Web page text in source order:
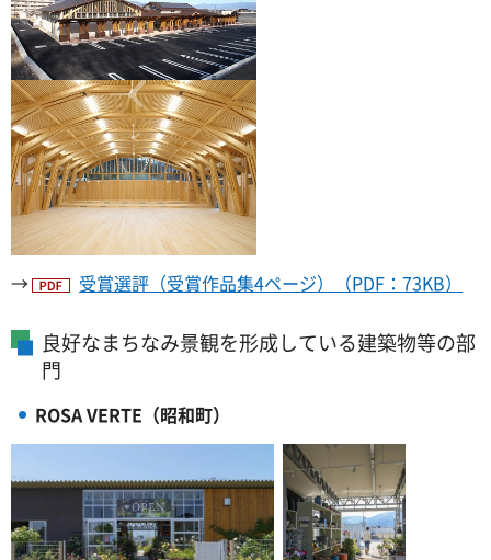
→ 受賞選評（受賞作品集4ページ）（PDF：73KB）
良好なまちなみ景観を形成している建築物等の部
門
ROSA VERTE（昭和町）